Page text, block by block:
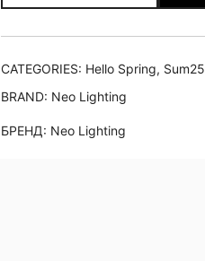
quantity
CATEGORIES: Hello Spring, Sum25
BRAND: Neo Lighting
БРЕНД: Neo Lighting